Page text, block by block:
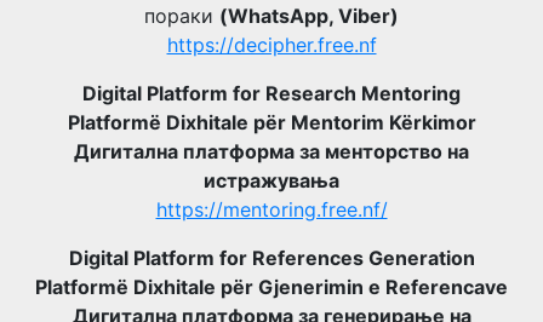
пораки (WhatsApp, Viber)
https://decipher.free.nf
Digital Platform for Research Mentoring
Platformë Dixhitale për Mentorim Kërkimor
Дигитална платформа за менторство на
истражувања
https://mentoring.free.nf/
Digital Platform for References Generation
Platformë Dixhitale për Gjenerimin e Referencave
Дигитална платформа за генерирање на